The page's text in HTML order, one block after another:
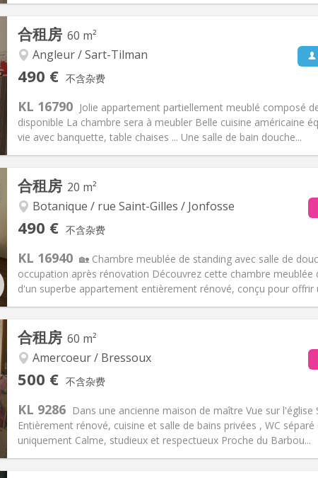
浴室:
厨房:共用
面积:215 m2
温馨, 学习氛
合租房 60 m²
Angleur / Sart-Tilman
490 € 不含杂费
KL 16790 Jolie appartement partiellement meublé composé
disponible La chambre sera à meubler Belle cuisine américaine
vie avec banquette, table chaises ... Une salle de bain douche...
共用
厨房:共用
面积:60 m 2
安静, 温馨,
无障碍通道:
合租房 20 m²
Botanique / rue Saint-Gilles / Jonfosse
490 € 不含杂费
KL 16940 🏡 Chambre meublée de standing avec salle de
occupation après rénovation Découvrez cette chambre meublée
d'un superbe appartement entièrement rénové, conçu pour offrir
厨房:共用
面积:20 m 2
安静, 学习氛
合租房 60 m²
Amercoeur / Bressoux
500 € 不含杂费
KL 9286 Dans une ancienne maison de maître Vue sur l'église
Entièrement rénové, cuisine et salle de bains privées , WC
uniquement Calme, studieux et respectueux Proche du Barbou...